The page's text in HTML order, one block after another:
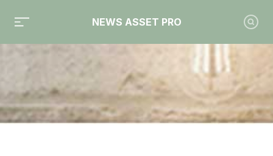
NEWS ASSET PRO
Toute l'actualité sur le tag "Octo AM"